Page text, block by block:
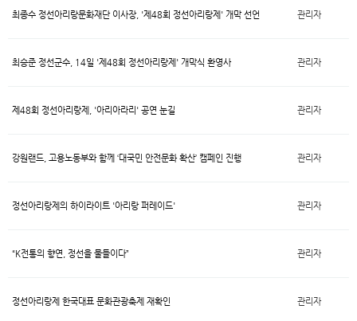
최종수 정선아리랑문화재단 이사장, '제48회 정선아리랑제' 개막 선언 관리자
최승준 정선군수, 14일 '제48회 정선아리랑제' 개막식 환영사 관리자
제48회 정선아리랑제, '아리아라리' 공연 눈길 관리자
강원랜드, 고용노동부와 함께 ‘대국민 안전문화 확산’ 캠페인 진행 관리자
정선아리랑제의 하이라이트 '아리랑 퍼레이드' 관리자
“K전통의 향연, 정선을 물들이다” 관리자
정선아리랑제 한국대표 문화관광축제 재확인 관리자